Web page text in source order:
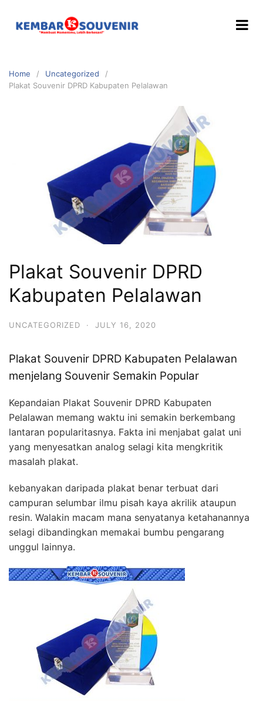
Home
Uncategorized
Plakat Souvenir DPRD Kabupaten Pelalawan
Plakat Souvenir DPRD
Kabupaten Pelalawan
UNCATEGORIZED · JULY 16, 2020
Plakat Souvenir DPRD Kabupaten Pelalawan
menjelang Souvenir Semakin Popular
Kepandaian Plakat Souvenir DPRD Kabupaten
Pelalawan memang waktu ini semakin berkembang
lantaran popularitasnya. Fakta ini menjabat galat uni
yang menyesatkan analog selagi kita mengkritik
masalah plakat.
kebanyakan daripada plakat benar terbuat dari
campuran selumbar ilmu pisah kaya akrilik ataupun
resin. Walakin macam mana senyatanya ketahanannya
selagi dibandingkan memakai bumbu pengarang
unggul lainnya.